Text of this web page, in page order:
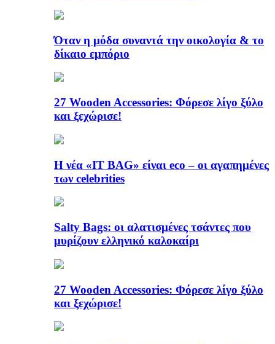
Όταν η μόδα συναντά την οικολογία & το
δίκαιο εμπόριο
27 Wooden Accessories: Φόρεσε λίγο ξύλο
και ξεχώρισε!
Η νέα «IT BAG» είναι eco – οι αγαπημένες
των celebrities
Salty Bags: οι αλατισμένες τσάντες που
μυρίζουν ελληνικό καλοκαίρι
27 Wooden Accessories: Φόρεσε λίγο ξύλο
και ξεχώρισε!